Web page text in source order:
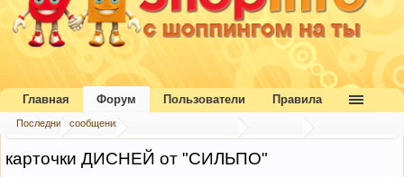
Главная Форум
карточки ДИСНЕЙ от "СИЛЬПО"
Главная Форум
Последние сообщения
Пользователи Правила